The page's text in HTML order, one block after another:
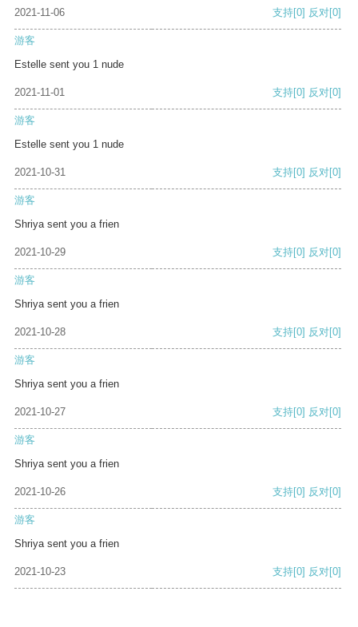
2021-11-06 支持[0] 反对[0]
游客
Estelle sent you 1 nude
2021-11-01 支持[0] 反对[0]
游客
Estelle sent you 1 nude
2021-10-31 支持[0] 反对[0]
游客
Shriya sent you a frien
2021-10-29 支持[0] 反对[0]
游客
Shriya sent you a frien
2021-10-28 支持[0] 反对[0]
游客
Shriya sent you a frien
2021-10-27 支持[0] 反对[0]
游客
Shriya sent you a frien
2021-10-26 支持[0] 反对[0]
游客
Shriya sent you a frien
2021-10-23 支持[0] 反对[0]